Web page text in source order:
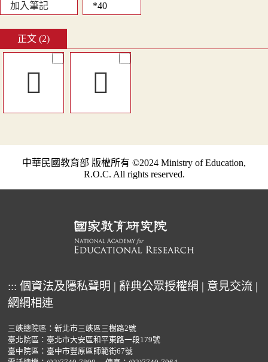
加入筆記
正文 (2)
󳮝 󸃞
中華民國教育部 版權所有 ©2024 Ministry of Education,
R.O.C. All rights reserved.
::: 個資法及隱私聲明 | 辭典公眾授權網 | 意見交流 |
網網相連
三峽總院區：新北市三峽區三樹路2號
臺北院區：臺北市大安區和平東路一段179號
臺中院區：臺中市豐原區師範街67號